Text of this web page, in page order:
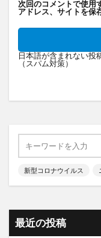
次回のコメントで使用
アドレス、サイトを保
日本語が含まれない投
（スパム対策）
新型コロナウイルス
最近の投稿